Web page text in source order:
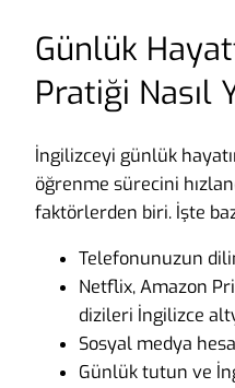
Günlük
Pratiği Nasıl
İngilizceyi günlük
öğrenme sürecini
faktörlerden biri. İşte
Telefonunuzun
Netflix, Amazon
dizileri İngilizce
Sosyal medya
Günlük tutun ve